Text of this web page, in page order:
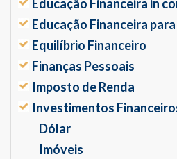
Educação Financeira in
Educação Financeira
Equilíbrio Financeiro
Finanças Pessoais
Imposto de Renda
Investimentos
Dólar
Imóveis